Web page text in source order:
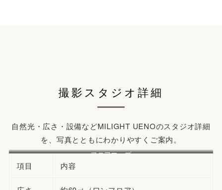
撮影スタジオ詳細
自然光・広さ・設備などMILIGHT UENOのスタジオ詳細
を、写真とともにわかりやすくご案内。
フロアマップ
項目 内容